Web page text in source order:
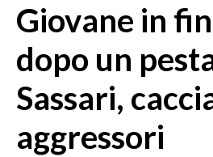
SASSARI E PROVINCIA
GALLURA
NUORO E PROVINCIA
OGLIASTRA
Giovane in
dopo un
Sassari,
aggressori